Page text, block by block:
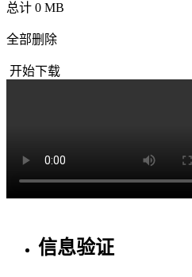
总计 0 MB
全部删除
开始下载
信息验证